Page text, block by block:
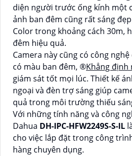
diện người trước ống kính một
ảnh ban đêm cũng rất sáng
Color trong khoảng cách 30m,
đêm hiệu quả.
Camera này cũng có công
có màu ban đêm, ®️Khẳng định
giám sát tốt mọi lúc. Thiết kế
ngoại và đèn trợ sáng giúp
quả trong môi trường thiếu
Với những tính năng và công
Dahua DH-IPC-HFW2249S-S-IL
cho việc lắp đặt trong công
hàng chuyên dụng.